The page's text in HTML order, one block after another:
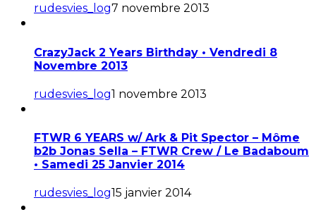
rudesvies_log7 novembre 2013
CrazyJack 2 Years Birthday • Vendredi 8
Novembre 2013
rudesvies_log1 novembre 2013
FTWR 6 YEARS w/ Ark & Pit Spector – Môme
b2b Jonas Sella – FTWR Crew / Le Badaboum
• Samedi 25 Janvier 2014
rudesvies_log15 janvier 2014